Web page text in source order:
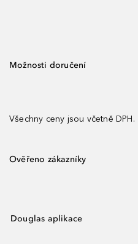
Možnosti doručení
Všechny ceny jsou včetně DPH.
Ověřeno zákazníky
Douglas aplikace